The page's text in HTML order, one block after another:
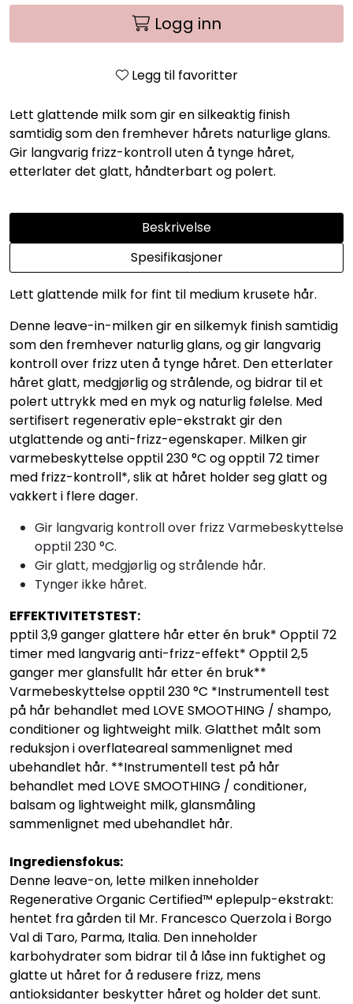
Logg inn
Legg til favoritter
Lett glattende milk som gir en silkeaktig finish
samtidig som den fremhever hårets naturlige glans.
Gir langvarig frizz-kontroll uten å tynge håret,
etterlater det glatt, håndterbart og polert.
Beskrivelse
Spesifikasjoner
Lett glattende milk for fint til medium krusete hår.
Denne leave-in-milken gir en silkemyk finish samtidig
som den fremhever naturlig glans, og gir langvarig
kontroll over frizz uten å tynge håret. Den etterlater
håret glatt, medgjørlig og strålende, og bidrar til et
polert uttrykk med en myk og naturlig følelse. Med
sertifisert regenerativ eple-ekstrakt gir den
utglattende og anti-frizz-egenskaper. Milken gir
varmebeskyttelse opptil 230 °C og opptil 72 timer
med frizz-kontroll*, slik at håret holder seg glatt og
vakkert i flere dager.
Gir langvarig kontroll over frizz Varmebeskyttelse
opptil 230 °C.
Gir glatt, medgjørlig og strålende hår.
Tynger ikke håret.
EFFEKTIVITETSTEST:
pptil 3,9 ganger glattere hår etter én bruk* Opptil 72
timer med langvarig anti-frizz-effekt* Opptil 2,5
ganger mer glansfullt hår etter én bruk**
Varmebeskyttelse opptil 230 °C *Instrumentell test
på hår behandlet med LOVE SMOOTHING / shampo,
conditioner og lightweight milk. Glatthet målt som
reduksjon i overflateareal sammenlignet med
ubehandlet hår. **Instrumentell test på hår
behandlet med LOVE SMOOTHING / conditioner,
balsam og lightweight milk, glansmåling
sammenlignet med ubehandlet hår.
Ingrediensfokus:
Denne leave-on, lette milken inneholder
Regenerative Organic Certified™ eplepulp-ekstrakt:
hentet fra gården til Mr. Francesco Querzola i Borgo
Val di Taro, Parma, Italia. Den inneholder
karbohydrater som bidrar til å låse inn fuktighet og
glatte ut håret for å redusere frizz, mens
antioksidanter beskytter håret og holder det sunt.